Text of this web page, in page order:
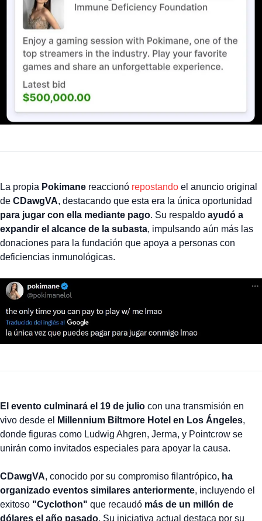
La propia Pokimane reaccionó repostando el anuncio original
de CDawgVA, destacando que esta era la única oportunidad
para jugar con ella mediante pago. Su respaldo ayudó a
expandir el alcance de la subasta, impulsando aún más las
donaciones para la fundación que apoya a personas con
deficiencias inmunológicas.
El evento culminará el 19 de julio con una transmisión en
vivo desde el
Millennium Biltmore Hotel en Los Ángeles,
donde figuras como Ludwig Ahgren, Jerma, y Pointcrow se
unirán como invitados especiales para apoyar la causa.
CDawgVA, conocido por su compromiso filantrópico, ha
organizado eventos similares anteriormente, incluyendo el
exitoso "Cyclothon" que recaudó más de un millón de
dólares el año pasado. Su iniciativa actual destaca por su